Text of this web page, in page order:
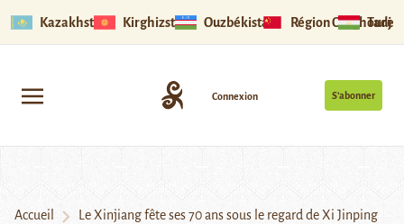
Kazakhstan Kirghizstan Ouzbékistan Région Ouïghoure
S’abonner
Connexion
Accueil
Le Xinjiang fête ses 70 ans sous le regard de Xi Jinping